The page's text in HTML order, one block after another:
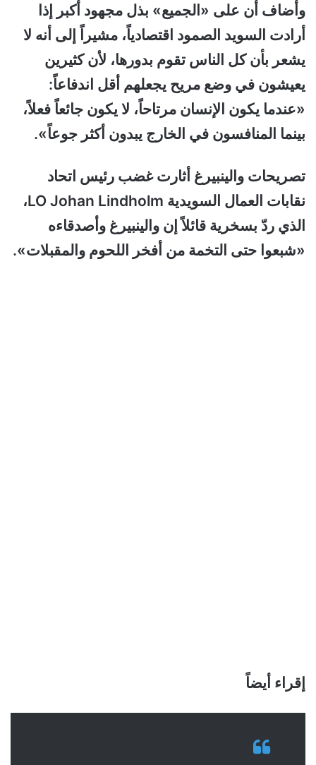
وأضاف أن على «الجميع» بذل مجهود أكبر إذا
أرادت السويد الصمود اقتصادياً، مشيراً إلى أنه لا
يشعر بأن كل الناس تقوم بدورها، لأن كثيرين
يعيشون في وضع مريح يجعلهم أقل اندفاعاً:
«عندما يكون الإنسان مرتاحاً، لا يكون جائعاً فعلاً،
بينما المنافسون في الخارج يبدون أكثر جوعاً».
تصريحات والينبيرغ أثارت غضب رئيس اتحاد
نقابات العمال السويدية LO Johan Lindholm،
الذي ردّ بسخرية قائلاً إن والينبيرغ وأصدقاءه
«شبعوا حتى التخمة من أفخر اللحوم والمقبلات».
إقراء أيضاً